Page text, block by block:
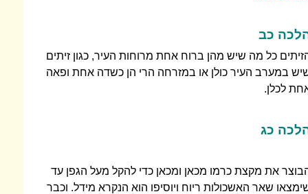
כב
כל מה שיש מהן ברוח אחת מרוחות העיר, כגון זיתים
במערב העיר כולן או במזרחה הרי הן כשדה אחת ופאה
לכלן.
כג
את מקצת כרמו מכאן ומכאן כדי להקל מעל הגפן עד
שאר האשכולות ריוח ויוסיפו הוא הנקרא מידל. וכבר